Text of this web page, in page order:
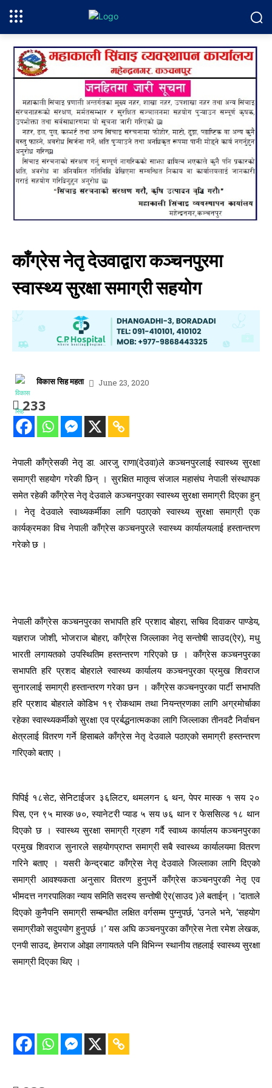
काँग्रेस नेतृ देउवाद्वारा कञ्चनपुरमा
स्वास्थ्य सुरक्षा समाग्री सहयोग
विकास सिह महता June 23, 2020
233
नेपाली काँग्रेसकी नेतृ डा. आरजु राणा(देउवा)ले कञ्चनपुरलाई स्वास्थ्य सुरक्षा
समाग्री सहयोग गरेकी छिन् । सुरक्षित मातृत्व संजाल महासंघ नेपाली संस्थापक
समेत रहेकी काँग्रेस नेतृ देउवाले कञ्चनपुरका स्वास्थ्य सुरक्षा समाग्री दिएका हुन्
। नेतृ देउवाले स्वाथ्यकर्मीका लागि पठाएको स्वास्थ्य सुरक्षा समाग्री एक
कार्यक्रमका विच नेपाली काँग्रेस कञ्चनपुरले स्वास्थ्य कार्यालयलाई हस्तान्तरण
गरेको छ ।
नेपाली काँग्रेस कञ्चनपुरका सभापति हरि प्रशाद बोहरा, सचिव दिवाकर पाण्डेय,
यज्ञराज जोशी, भोजराज बोहरा, काँग्रेस जिल्लाका नेतृ सन्तोषी साउद(ऐर), मधु
भारती लगायतको उपस्थितिम हस्तन्तरण गरिएको छ । काँग्रेस कञ्चनपुरका
सभापति हरि प्रशद बोहराले स्वास्थ्य कार्यालय कञ्चनपुरका प्रमुख शिवराज
सुनारलाई समाग्री हस्तान्तरण गरेका छन । काँग्रेस कञ्चनपुरका पार्टी सभापति
हरि प्रशाद बोहराले कोडिभ १९ रोकथाम तथा नियन्त्रणका लागि अग्रमोर्चाका
रहेका स्वास्थ्यकर्मीको सुरक्षा एव प्रर्बद्धनात्मकका लागि जिल्लाका तीनवटै निर्वाचन
क्षेत्रलाई वितरण गर्ने हिसाबले काँग्रेस नेतृ देउवाले पठाएको समाग्री हस्तन्तरण
गरिएको बताए ।
पिपिई १८सेट, सेनिटाईजर ३६लिटर, थमलगन ६ थन, पेपर मास्क १ सय २०
पिस, एन ९५ मास्क ७०, स्यानेटरी प्याड ५ सय ७६ थान र फेससिल्ड १८ थान
दिएको छ । स्वास्थ्य सुरक्षा समाग्री ग्रहण गर्दै स्वाथ्य कार्यालय कञ्चनपुरका
प्रमुख शिवराज सुनारले सहयोगप्राप्त समाग्री सबै स्वास्थ्य कार्यालयमा वितरण
गरिने बताए । यसरी केन्द्रबाट काँग्रेस नेतृ देउवाले जिल्लाका लागि दिएको
समाग्री आवश्यकता अनुसार वितरण हुनुपर्ने काँग्रेस कञ्चनपुरकी नेतृ एव
भीमदत्त नगरपालिका न्याय समिति सदस्य सन्तोषी ऐर(साउद )ले बताईन् । ‘दाताले
दिएको कुनैपनि समाग्री सम्बन्धीत लक्षित वर्गसम्म पुग्नुपर्छ, ‘उनले भने, ‘सहयोग
समाग्रीको सदुपयोग हुनुपर्छ ।’ यस अघि कञ्चनपुरका काँग्रेस नेता रमेश लेखक,
एनपी साउद, हेमराज ओझा लगायतले पनि विभिन्न स्थानीय तहलाई स्वास्थ्य सुरक्षा
समाग्री दिएका थिए ।